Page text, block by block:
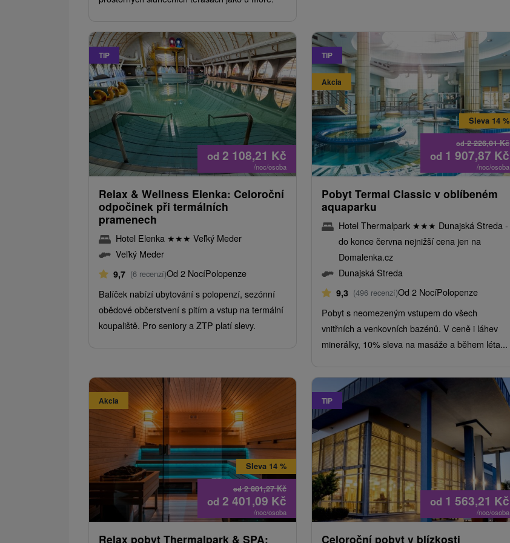
TIP
od 2 108,21 Kč
/noc/osoba
Relax & Wellness Elenka: Celoroční
odpočinek při termálních
pramenech
Hotel Elenka ★★★ Veľký Meder
Veľký Meder
9,7 (6 recenzí)Od 2 NocíPolopenze
Balíček nabízí ubytování s polopenzí, sezónní
obědové občerstvení s pitím a vstup na termální
koupaliště. Pro seniory a ZTP platí slevy.
TIP
Akcia
od2 226,01Kč
Sleva 14 %
od 1 907,87 Kč
/noc/osoba
Pobyt Termal Classic v oblíbeném
aquaparku
Hotel Thermalpark ★★★ Dunajská Streda -
do konce června nejnižší cena jen na
Domalenka.cz
Dunajská Streda
9,3 (496 recenzí)Od 2 NocíPolopenze
Pobyt s neomezeným vstupem do všech
vnitřních a venkovních bazénů. V ceně i láhev
minerálky, 10% sleva na masáže a během léta...
Akcia
od2 801,27Kč
Sleva 14 %
od 2 401,09 Kč
/noc/osoba
Relax pobyt Thermalpark & ​​SPA:
TIP
od 1 563,21 Kč
/noc/osoba
Celoroční pobyt v blízkosti